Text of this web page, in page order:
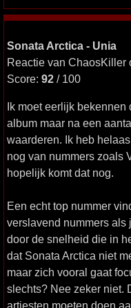
Sonata Arctica - Unia
Reactie van ChaosKiller
Score: 92 / 100
Ik moet eerlijk bekennen
album maar na een
waarderen. Ik heb
nog van nummers zoals
hopelijk komt dat nog.
Een echt top nummer
verslavend nummers als
door de snelheid die in
dat Sonata Arctica niet
maar zich vooral gaat
slechts? Nee zeker niet.
artiesten moeten doen